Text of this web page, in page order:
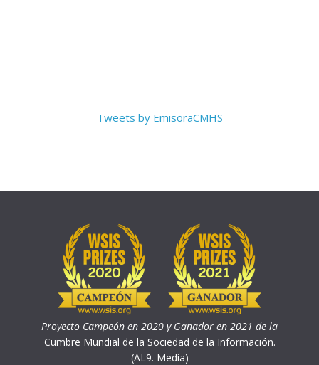
Tweets by EmisoraCMHS
Proyecto Campeón en 2020 y Ganador en 2021 de la
Cumbre Mundial de la Sociedad de la Información.
(AL9. Media)